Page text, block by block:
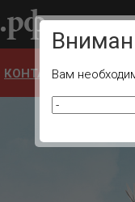
Ваш
КОНТАКТЫ
Вам